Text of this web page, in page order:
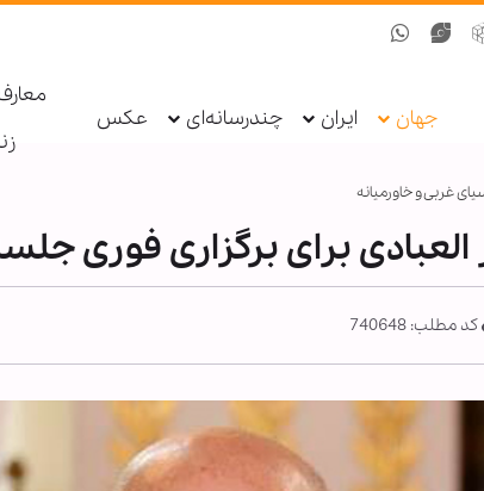
جهان ایران چندرسانه‌ای عکس
غربی و خاورمیانه
برای برگزاری فوری
کد مطلب: 740648